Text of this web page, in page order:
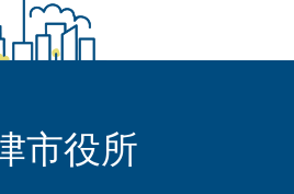
市役所